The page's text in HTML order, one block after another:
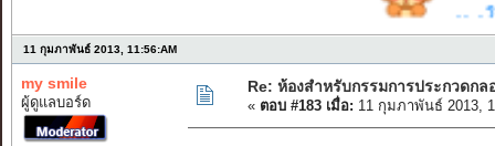
. . . ร ว ม ก ล อ
11 กุมภาพันธ์ 2013, 11:56:AM
my smile
ผู้ดูแลบอร์ด
Re: ห้องสำหรับกรรมการประกวดก
« ตอบ #183 เมื่อ: 11 กุมภาพันธ์ 2013,